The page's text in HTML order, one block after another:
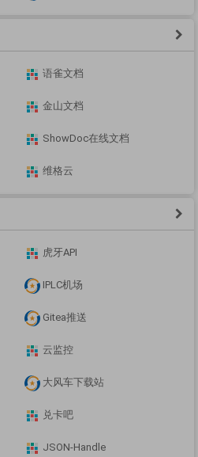
语雀文档
金山文档
ShowDoc在线文档
维格云
虎牙API
IPLC机场
Gitea推送
云监控
大风车下载站
兑卡吧
JSON-Handle